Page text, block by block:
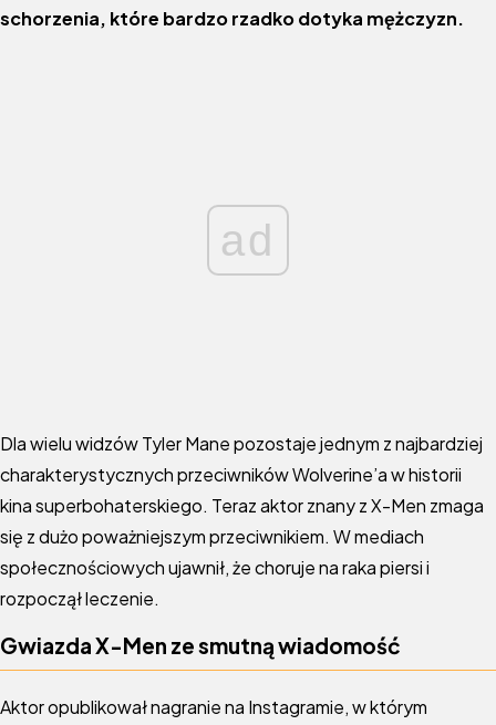
schorzenia, które bardzo rzadko dotyka mężczyzn.
ad
Dla wielu widzów Tyler Mane pozostaje jednym z najbardziej
charakterystycznych przeciwników Wolverine’a w historii
kina superbohaterskiego. Teraz aktor znany z X-Men zmaga
się z dużo poważniejszym przeciwnikiem. W mediach
społecznościowych ujawnił, że choruje na raka piersi i
rozpoczął leczenie.
Gwiazda X-Men ze smutną wiadomość
Aktor opublikował nagranie na Instagramie, w którym